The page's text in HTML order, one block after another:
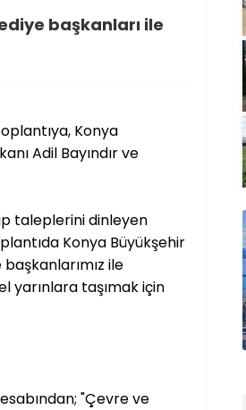
başkanları ile
Konya
Adil Bayındır ve
taleplerini dinleyen
Konya Büyükşehir
ile
yarınlara taşımak için
"Çevre ve